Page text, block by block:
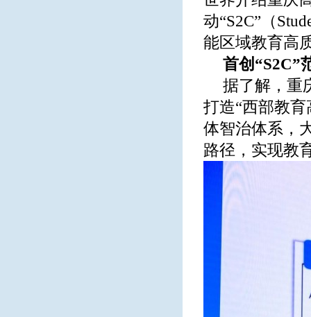
动“S2C”（
能区域教育高
首创“S2C”
据了解，重
打造“西部教
体智治体系，
路径，实现教